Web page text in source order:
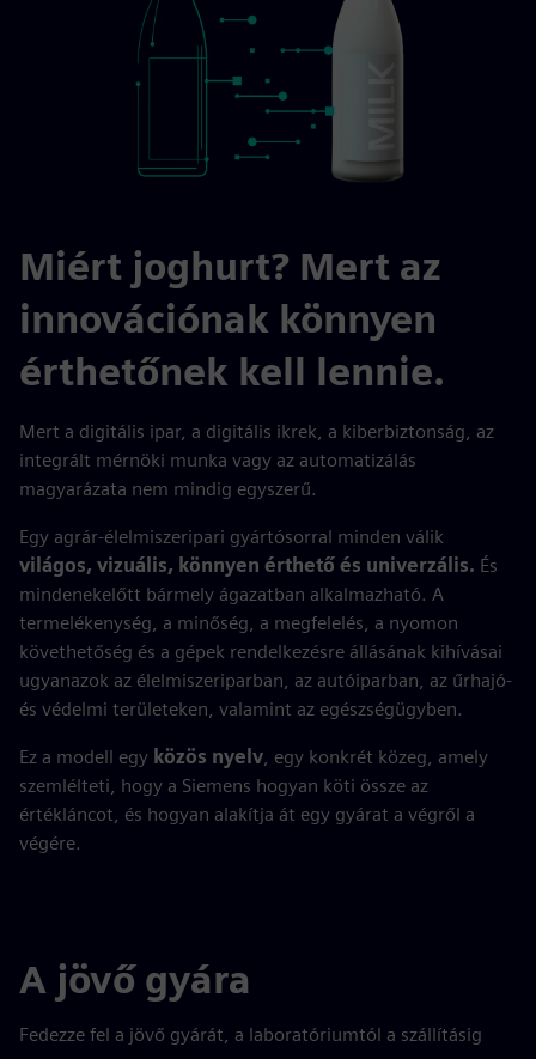
Miért joghurt? Mert az
innovációnak könnyen
érthetőnek kell lennie.
Mert a digitális ipar, a digitális ikrek, a kiberbiztonság, az
integrált mérnöki munka vagy az automatizálás
magyarázata nem mindig egyszerű.
Egy agrár-élelmiszeripari gyártósorral minden válik
világos, vizuális, könnyen érthető és univerzális. És
mindenekelőtt bármely ágazatban alkalmazható. A
termelékenység, a minőség, a megfelelés, a nyomon
követhetőség és a gépek rendelkezésre állásának kihívásai
ugyanazok az élelmiszeriparban, az autóiparban, az űrhajó-
és védelmi területeken, valamint az egészségügyben.
Ez a modell egy közös nyelv , egy konkrét közeg, amely
szemlélteti, hogy a Siemens hogyan köti össze az
értékláncot, és hogyan alakítja át egy gyárat a végről a
végére.
A jövő gyára
Fedezze fel a jövő gyárát, a laboratóriumtól a szállításig